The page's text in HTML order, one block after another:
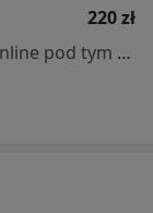
220 zł
Specjalista nie oferuje umawiania online pod tym adresem.